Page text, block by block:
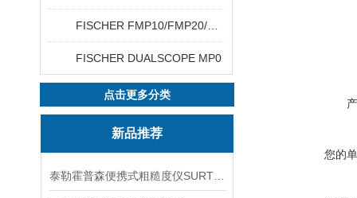
FISCHER DUALSCOPE MP0
点击更多分类
新品推荐
您的